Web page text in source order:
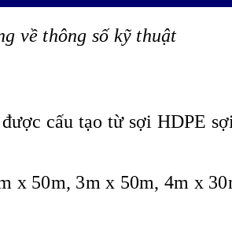
về thông số kỹ thuật
cấu tạo từ sợi HDPE
x 50m, 3m x 50m, 4m x